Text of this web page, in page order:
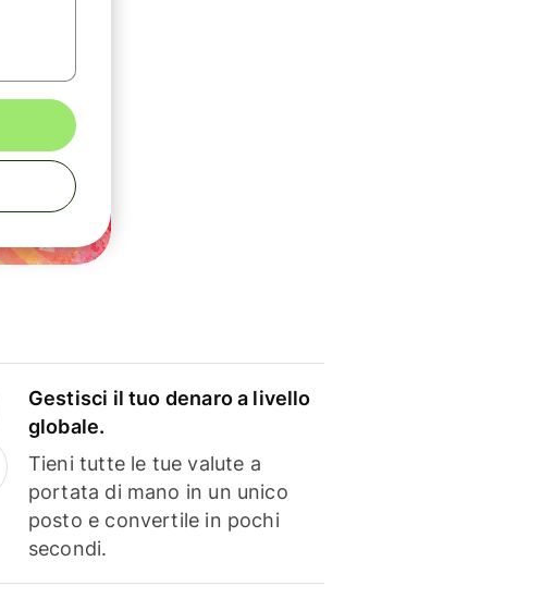
Gestisci il tuo denaro a livello
globale.
Tieni tutte le tue valute a
portata di mano in un unico
posto e convertile in pochi
secondi.